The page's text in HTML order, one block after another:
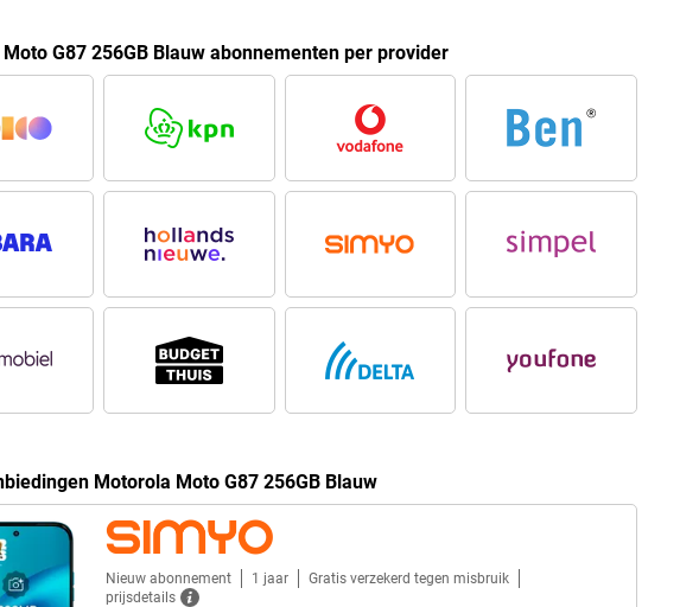
G87 256GB Blauw abonnementen per provider
Motorola Moto G87 256GB Blauw
Nieuw abonnement 1 jaar
Gratis verzekerd tegen misbruik
prijsdetails